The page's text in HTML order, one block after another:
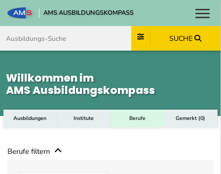
AMS AUSBILDUNGSKOMPASS
SUCHE
Willkommen im
AMS Ausbildungskompass
Ausbildungen Institute Berufe Gemerkt (0)
Berufe filtern